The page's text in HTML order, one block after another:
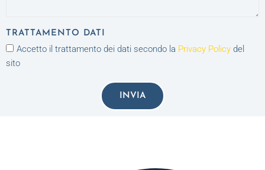
TRATTAMENTO DATI
Accetto il trattamento dei dati secondo la Privacy Policy del
sito
INVIA